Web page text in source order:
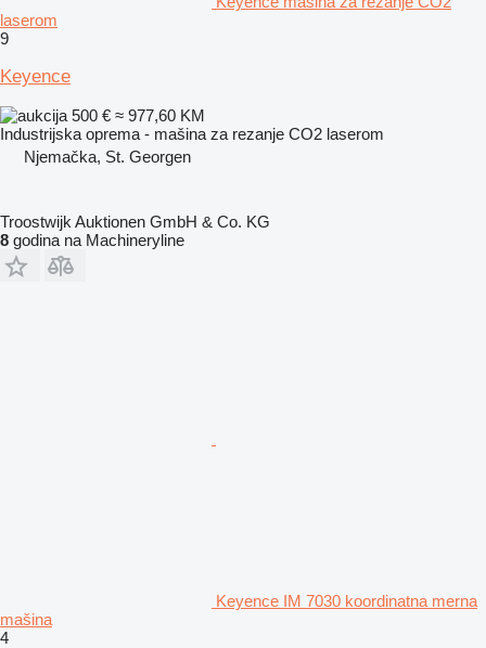
laserom
9
Keyence
500 € ≈ 977,60 KM
Industrijska oprema - mašina za rezanje CO2 laserom
Njemačka, St. Georgen
Troostwijk Auktionen GmbH & Co. KG
8 godina na Machineryline
Keyence IM 7030 koordinatna merna
mašina
4